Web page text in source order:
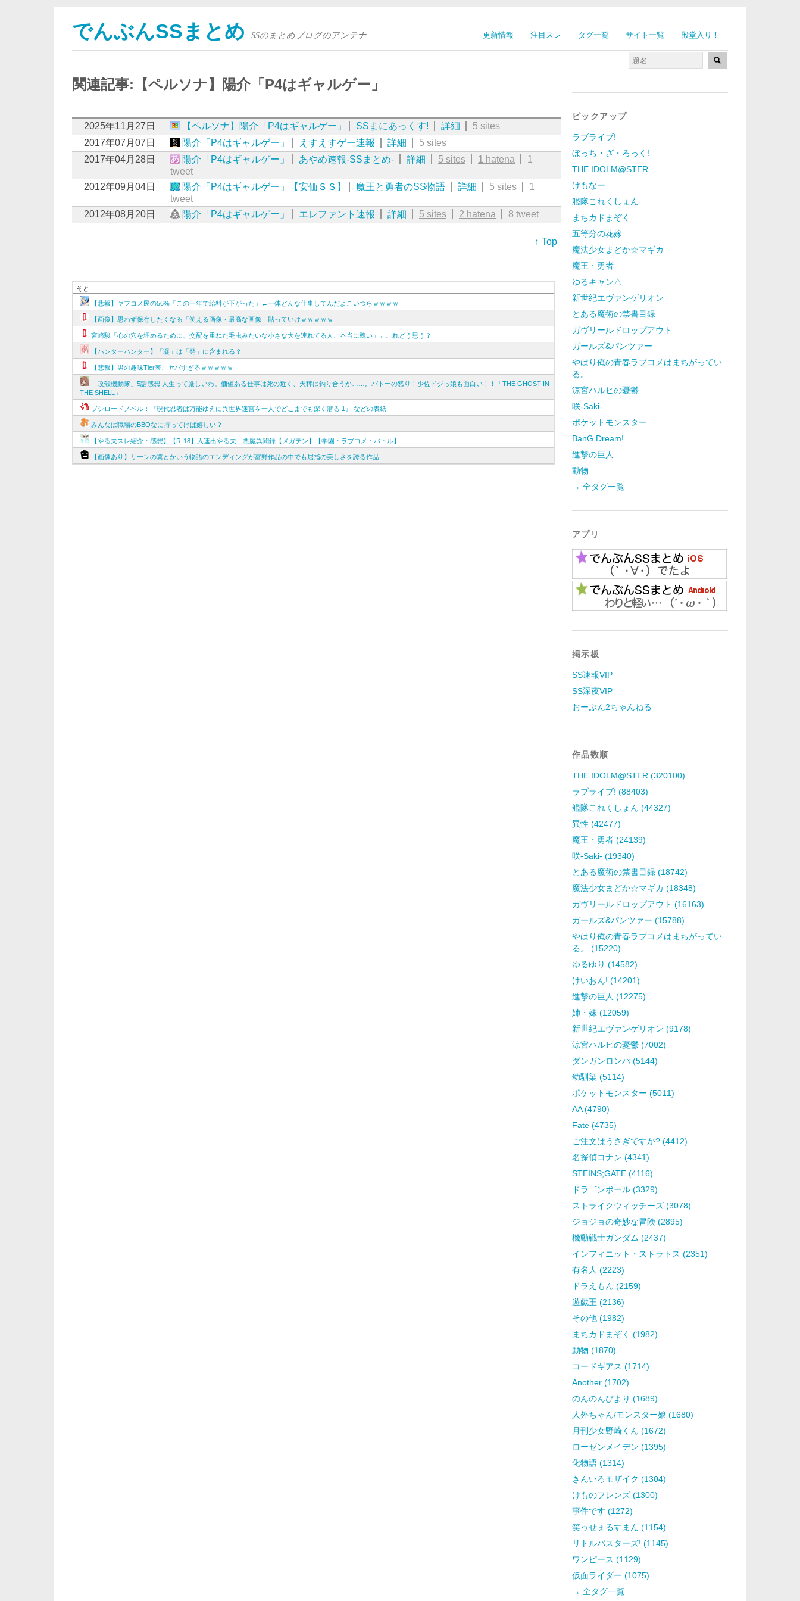
更新情報 注目スレ タグ一覧 サイト一覧 殿堂入り！
でんぶんSSまとめ SSのまとめブログのアンテナ
関連記事:【ペルソナ】陽介「P4はギャルゲー」
2025年11月27日 【ペルソナ】陽介「P4はギャルゲー」 SSまにあっくす! 詳細
5 sites
2017年07月07日
陽介「P4はギャルゲー」 えすえすゲー速報 詳細
5 sites
2017年04月28日
陽介「P4はギャルゲー」 あやめ速報-SSまとめ- 詳細 5 sites 1 hatena
1
tweet
2012年09月04日
陽介「P4はギャルゲー」【安価ＳＳ】 魔王と勇者のSS物語 詳細 5 sites
1
tweet
2012年08月20日
陽介「P4はギャルゲー」 エレファント速報 詳細 5 sites 2 hatena 8 tweet
↑ Top
そと
【悲報】ヤフコメ民の56%「この一年で給料が下がった」←一体どんな仕事してんだよこいつらｗｗｗｗ
【画像】思わず保存したくなる「笑える画像・最高な画像」貼っていけｗｗｗｗｗ
宮崎駿「心の穴を埋めるために、交配を重ねた毛虫みたいな小さな犬を連れてる人、本当に醜い」←これどう思う？
【ハンターハンター】「凝」は「発」に含まれる？
【悲報】男の趣味Tier表、ヤバすぎるｗｗｗｗｗ
「攻殻機動隊」5話感想 人生って厳しいわ。価値ある仕事は死の近く、天秤は釣り合うか……。バトーの怒り！少佐ドジっ娘も面白い！！「THE GHOST IN
THE SHELL」
ブシロードノベル：『現代忍者は万能ゆえに異世界迷宮を一人でどこまでも深く潜る 1』 などの表紙
みんなは職場のBBQなに持ってけば嬉しい？
【やる夫スレ紹介・感想】【R-18】入速出やる夫 悪魔異聞録【メガテン】【学園・ラブコメ・バトル】
【画像あり】リーンの翼とかいう物語のエンディングが富野作品の中でも屈指の美しさを誇る作品
ピックアップ
ラブライブ!
ぼっち・ざ・ろっく!
THE IDOLM@STER
けもなー
艦隊これくしょん
まちカドまぞく
五等分の花嫁
魔法少女まどか☆マギカ
魔王・勇者
ゆるキャン△
新世紀エヴァンゲリオン
とある魔術の禁書目録
ガヴリールドロップアウト
ガールズ&パンツァー
やはり俺の青春ラブコメはまちがってい
る。
涼宮ハルヒの憂鬱
咲-Saki-
ポケットモンスター
BanG Dream!
進撃の巨人
動物
→ 全タグ一覧
アプリ
掲示板
SS速報VIP
SS深夜VIP
おーぷん2ちゃんねる
作品数順
THE IDOLM@STER (320100)
ラブライブ! (88403)
艦隊これくしょん (44327)
異性 (42477)
魔王・勇者 (24139)
咲-Saki- (19340)
とある魔術の禁書目録 (18742)
魔法少女まどか☆マギカ (18348)
ガヴリールドロップアウト (16163)
ガールズ&パンツァー (15788)
やはり俺の青春ラブコメはまちがってい
る。 (15220)
ゆるゆり (14582)
けいおん! (14201)
進撃の巨人 (12275)
姉・妹 (12059)
新世紀エヴァンゲリオン (9178)
涼宮ハルヒの憂鬱 (7002)
ダンガンロンパ (5144)
幼馴染 (5114)
ポケットモンスター (5011)
AA (4790)
Fate (4735)
ご注文はうさぎですか? (4412)
名探偵コナン (4341)
STEINS;GATE (4116)
ドラゴンボール (3329)
ストライクウィッチーズ (3078)
ジョジョの奇妙な冒険 (2895)
機動戦士ガンダム (2437)
インフィニット・ストラトス (2351)
有名人 (2223)
ドラえもん (2159)
遊戯王 (2136)
その他 (1982)
まちカドまぞく (1982)
動物 (1870)
コードギアス (1714)
Another (1702)
のんのんびより (1689)
人外ちゃん/モンスター娘 (1680)
月刊少女野崎くん (1672)
ローゼンメイデン (1395)
化物語 (1314)
きんいろモザイク (1304)
けものフレンズ (1300)
事件です (1272)
笑ゥせぇるすまん (1154)
リトルバスターズ! (1145)
ワンピース (1129)
仮面ライダー (1075)
→ 全タグ一覧